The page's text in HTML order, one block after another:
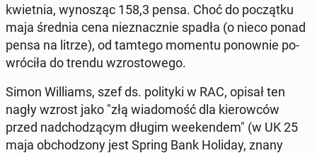
kwiet­nia, wy­no­sząc 158,3 pensa. Choć do po­cząt­ku
maja średnia cena nie­znacz­nie spadła (o nieco ponad
pensa na litrze), od tamtego momentu po­now­nie po­
wró­ci­ła do trendu wzro­sto­we­go.
Simon Wil­liams, szef ds. po­li­ty­ki w RAC, opisał ten
nagły wzrost jako "złą wia­do­mość dla kie­row­ców
przed nad­cho­dzą­cym długim week­en­dem" (w UK 25
maja ob­cho­dzo­ny jest Spring Bank Holiday, znany